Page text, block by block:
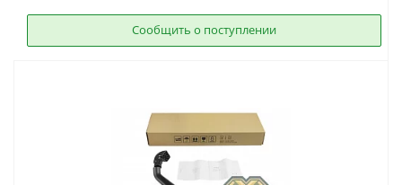
Сообщить о поступлении